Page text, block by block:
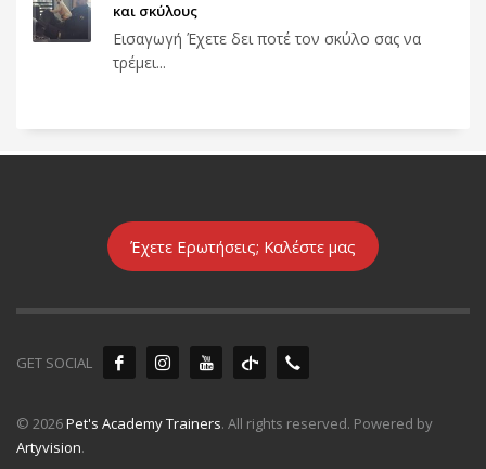
και σκύλους
Εισαγωγή Έχετε δει ποτέ τον σκύλο σας να
τρέμει...
Έχετε Ερωτήσεις; Καλέστε μας
GET SOCIAL
© 2026Pet's Academy Trainers. All rights reserved. Powered by
Artyvision.